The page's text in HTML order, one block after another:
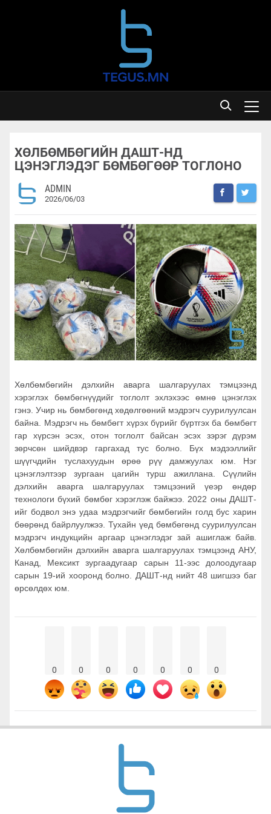
ХӨЛБӨМБӨГИЙН ДАШТ-НД
ЦЭНЭГЛЭДЭГ БӨМБӨГӨӨР ТОГЛОНО
ADMIN
2026/06/03
Хөлбөмбөгийн дэлхийн аварга шалгаруулах тэмцээнд
хэрэглэх бөмбөгнүүдийг тоглолт эхлэхээс өмнө цэнэглэх
гэнэ. Учир нь бөмбөгөнд хөдөлгөөний мэдрэгч суурилуулсан
байна. Мэдрэгч нь бөмбөгт хүрэх бүрийг бүртгэх ба бөмбөгт
гар хүрсэн эсэх, отон тоглолт байсан эсэх зэрэг дүрэм
зөрчсөн шийдвэр гаргахад тус болно. Бүх мэдээллийг
шүүгчдийн туслахуудын өрөө рүү дамжуулах юм. Нэг
цэнэглэлтээр зургаан цагийн турш ажиллана. Сүүлийн
дэлхийн аварга шалгаруулах тэмцээний үеэр өндөр
технологи бүхий бөмбөг хэрэглэж байжээ. 2022 оны ДАШТ-
ийг бодвол энэ удаа мэдрэгчийг бөмбөгийн голд бус харин
бөөрөнд байрлуулжээ. Тухайн үед бөмбөгөнд суурилуулсан
мэдрэгч индукцийн аргаар цэнэглэдэг зай ашиглаж байв.
Хөлбөмбөгийн дэлхийн аварга шалгаруулах тэмцээнд АНУ,
Канад, Мексикт зургаадугаар сарын 11-ээс долоодугаар
сарын 19-ий хооронд болно. ДАШТ-нд нийт 48 шигшээ баг
өрсөлдөх юм.
0 0 0 0 0 0 0